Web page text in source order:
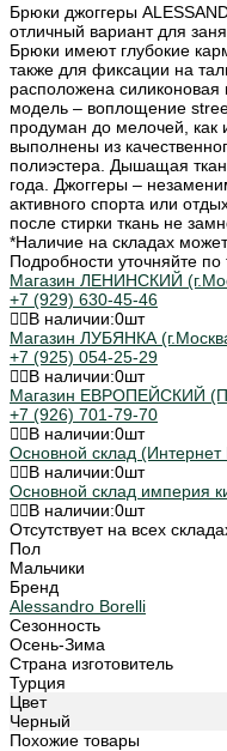
Брюки джоггеры
отличный вариант для
Брюки имеют глубокие
также для фиксации на
расположена
модель – воплощение
продуман до мелочей, как
выполнены из
полиэстера. Дышащая
года. Джоггеры –
активного спорта или
после стирки ткань не
*Наличие на складах
Подробности уточняйте по
Магазин ЛЕНИНСКИЙ
+7 (929) 630-45-46
В наличии:0шт
Магазин ЛУБЯНКА
+7 (925) 054-25-29
В наличии:0шт
Магазин ЕВРОПЕЙСКИЙ
+7 (926) 701-79-70
В наличии:0шт
Основной склад (Интернет
В наличии:0шт
Основной склад
В наличии:0шт
Отсутствует на всех
Пол
Мальчики
Бренд
Alessandro Borelli
Сезонность
Осень-Зима
Страна изготовитель
Турция
Цвет
Черный
Похожие товары